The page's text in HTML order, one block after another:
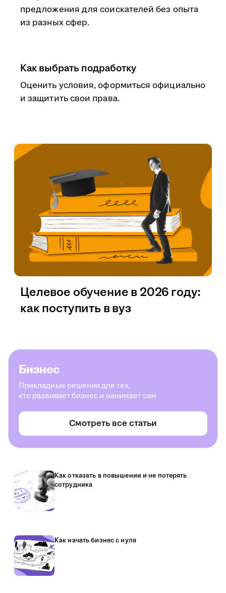
предложения для соискателей без опыта
из разных сфер.
Как выбрать подработку
Оценить условия, оформиться официально
и защитить свои права.
Целевое обучение в 2026 году:
как поступить в вуз
Бизнес
Прикладные решения для тех,
кто развивает бизнес и нанимает сам
Смотреть все статьи
Как отказать в повышении и не потерять
сотрудника
Как начать бизнес с нуля